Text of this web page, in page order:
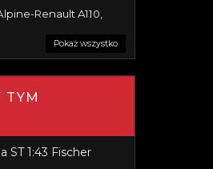
Renault A110,
Pokaż wszystko
TYM
ST 1:43 Fischer